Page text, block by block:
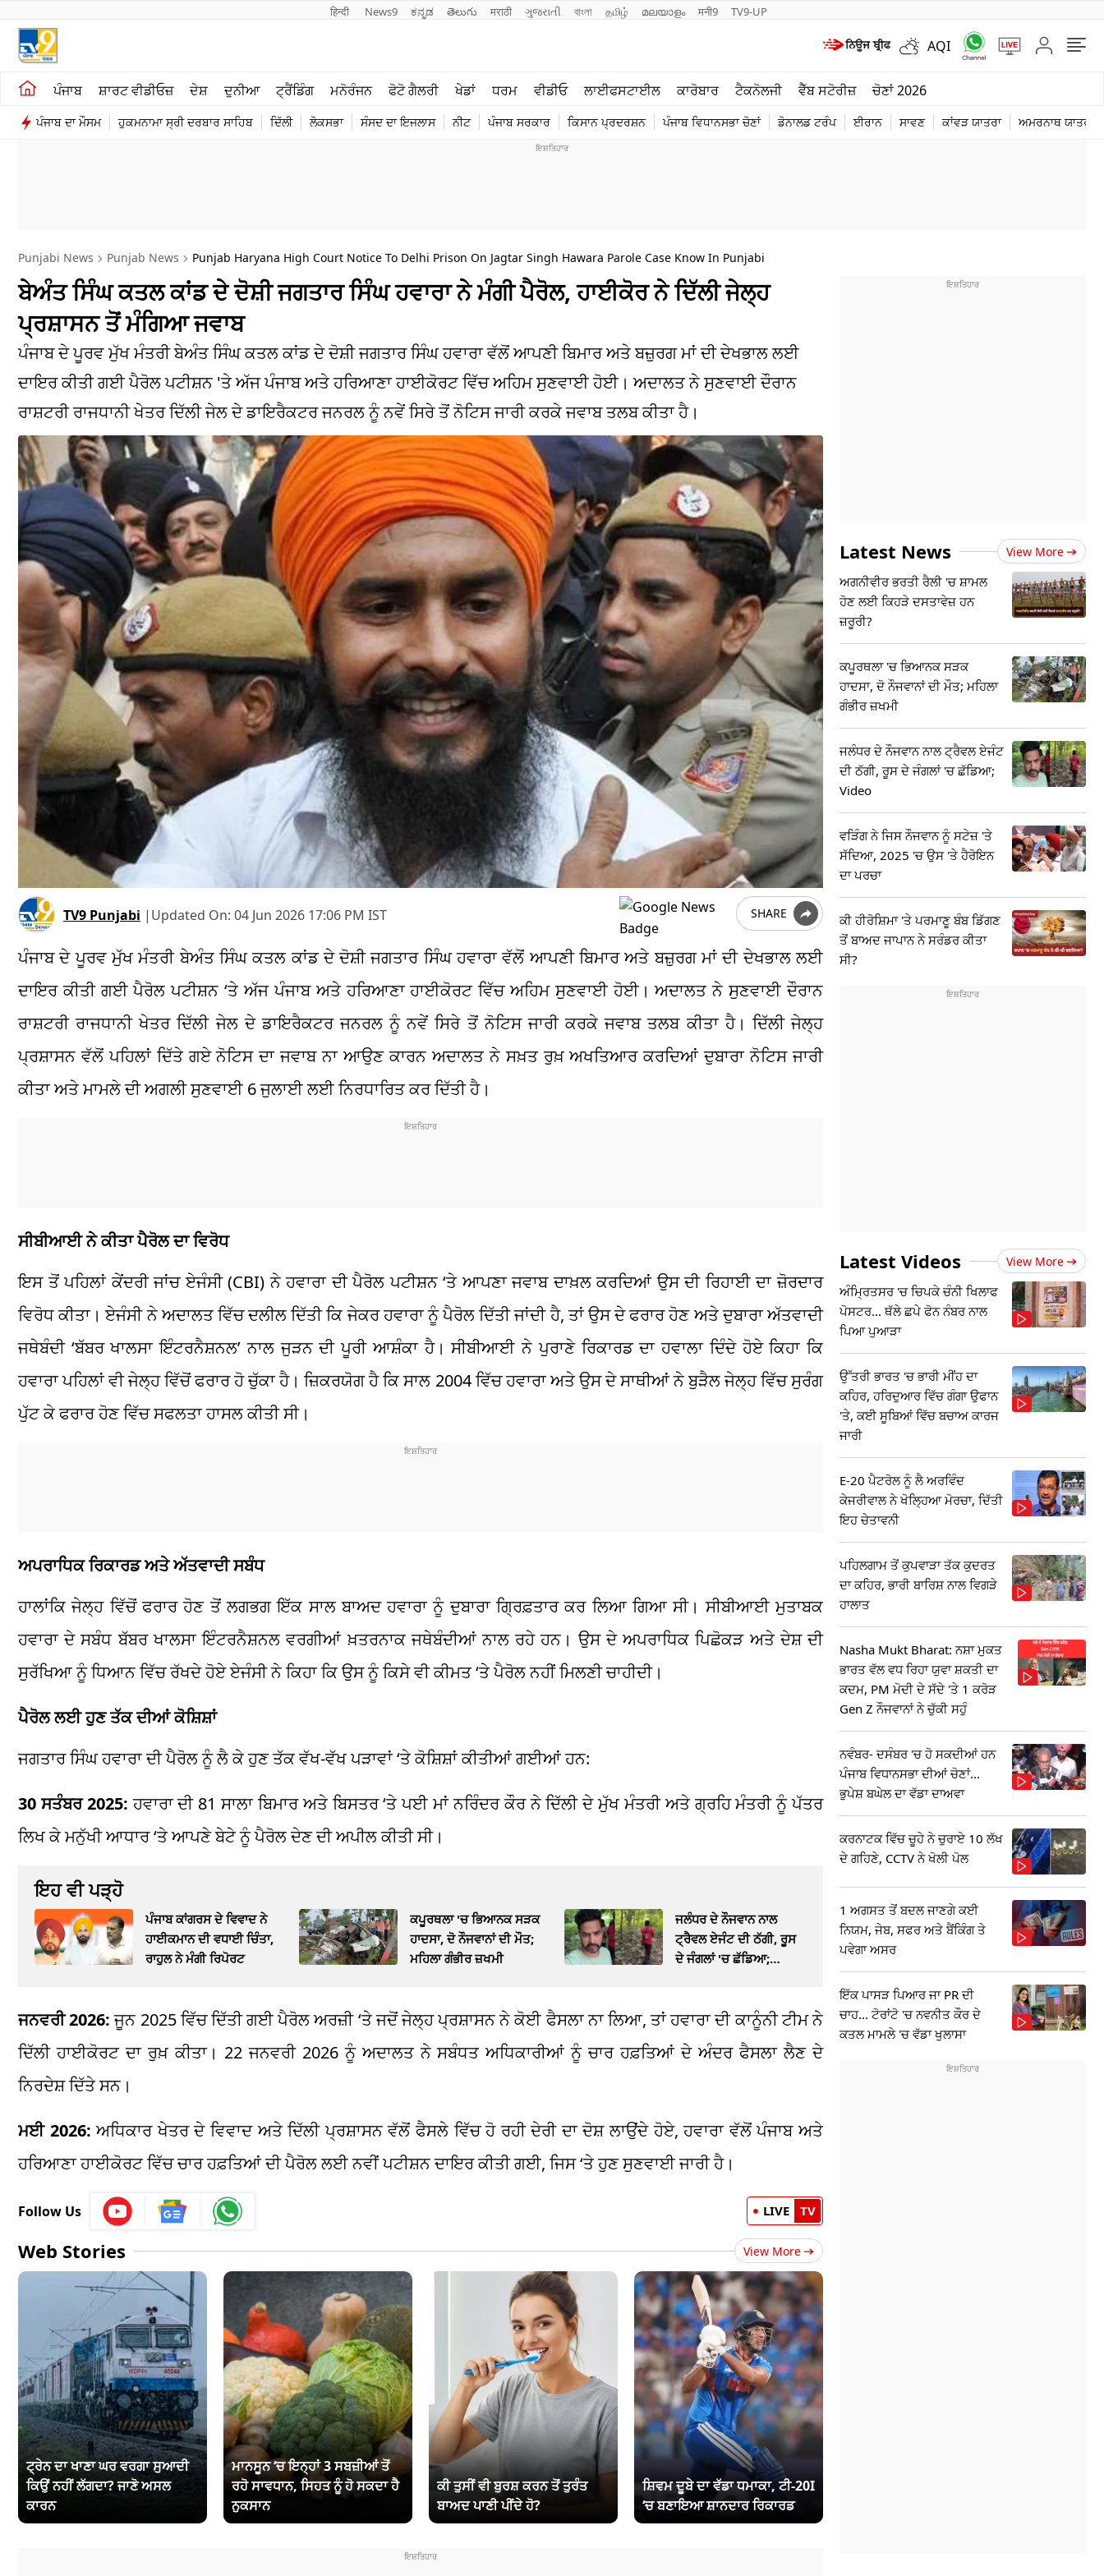
हिन्दी News9 ಕನ್ನಡ తెలుగు मराठी ગુજરાતી বাংলা தமிழ் മലയാളം मनी9 TV9-UP
AQI
ਪੰਜਾਬ ਸ਼ਾਰਟ ਵੀਡੀਓਜ਼ ਦੇਸ਼ ਦੁਨੀਆ ਟ੍ਰੈਂਡਿੰਗ ਮਨੋਰੰਜਨ ਫੋਟੋ ਗੈਲਰੀ ਖੇਡਾਂ ਧਰਮ ਵੀਡੀਓ ਲਾਈਫਸਟਾਈਲ ਕਾਰੋਬਾਰ ਟੈਕਨੋਲਜੀ ਵੈੱਬ ਸਟੋਰੀਜ਼ ਚੋਣਾਂ 2026
ਪੰਜਾਬ ਦਾ ਮੌਸਮ ਹੁਕਮਨਾਮਾ ਸ੍ਰੀ ਦਰਬਾਰ ਸਾਹਿਬ ਦਿੱਲੀ ਲੋਕਸਭਾ ਸੰਸਦ ਦਾ ਇਜਲਾਸ ਨੀਟ ਪੰਜਾਬ ਸਰਕਾਰ ਕਿਸਾਨ ਪ੍ਰਦਰਸ਼ਨ ਪੰਜਾਬ ਵਿਧਾਨਸਭਾ ਚੋਣਾਂ ਡੋਨਾਲਡ ਟਰੰਪ ਈਰਾਨ ਸਾਵਣ ਕਾਂਵੜ ਯਾਤਰਾ ਅਮਰਨਾਥ ਯਾਤਰਾ
ਖੇਤੀਬਾੜੀ
ਸ਼ਾਰਟ ਵੀਡੀਓਜ਼
ਮਨੋਰੰਜਨ
ਪੰਜਾਬ
ਟੈਕਨੋਲਜੀ
ਦੁਨੀਆ
Punjabi News Punjab News Punjab Haryana High Court Notice To Delhi Prison On Jagtar Singh Hawara Parole Case Know In Punjabi
ਬੇਅੰਤ ਸਿੰਘ ਕਤਲ ਕਾਂਡ ਦੇ ਦੋਸ਼ੀ ਜਗਤਾਰ ਸਿੰਘ ਹਵਾਰਾ ਨੇ ਮੰਗੀ ਪੈਰੋਲ, ਹਾਈਕੋਰ ਨੇ ਦਿੱਲੀ ਜੇਲ੍ਹ
ਪ੍ਰਸ਼ਾਸਨ ਤੋਂ ਮੰਗਿਆ ਜਵਾਬ
ਪੰਜਾਬ ਦੇ ਪੂਰਵ ਮੁੱਖ ਮੰਤਰੀ ਬੇਅੰਤ ਸਿੰਘ ਕਤਲ ਕਾਂਡ ਦੇ ਦੋਸ਼ੀ ਜਗਤਾਰ ਸਿੰਘ ਹਵਾਰਾ ਵੱਲੋਂ ਆਪਣੀ ਬਿਮਾਰ ਅਤੇ ਬਜ਼ੁਰਗ ਮਾਂ ਦੀ ਦੇਖਭਾਲ ਲਈ
ਦਾਇਰ ਕੀਤੀ ਗਈ ਪੈਰੋਲ ਪਟੀਸ਼ਨ 'ਤੇ ਅੱਜ ਪੰਜਾਬ ਅਤੇ ਹਰਿਆਣਾ ਹਾਈਕੋਰਟ ਵਿੱਚ ਅਹਿਮ ਸੁਣਵਾਈ ਹੋਈ। ਅਦਾਲਤ ਨੇ ਸੁਣਵਾਈ ਦੌਰਾਨ
ਰਾਸ਼ਟਰੀ ਰਾਜਧਾਨੀ ਖੇਤਰ ਦਿੱਲੀ ਜੇਲ ਦੇ ਡਾਇਰੈਕਟਰ ਜਨਰਲ ਨੂੰ ਨਵੇਂ ਸਿਰੇ ਤੋਂ ਨੋਟਿਸ ਜਾਰੀ ਕਰਕੇ ਜਵਾਬ ਤਲਬ ਕੀਤਾ ਹੈ।
TV9 Punjabi | Updated On: 04 Jun 2026 17:06 PM IST SHARE
ਪੰਜਾਬ ਦੇ ਪੂਰਵ ਮੁੱਖ ਮੰਤਰੀ ਬੇਅੰਤ ਸਿੰਘ ਕਤਲ ਕਾਂਡ ਦੇ ਦੋਸ਼ੀ ਜਗਤਾਰ ਸਿੰਘ ਹਵਾਰਾ ਵੱਲੋਂ ਆਪਣੀ ਬਿਮਾਰ ਅਤੇ ਬਜ਼ੁਰਗ ਮਾਂ ਦੀ ਦੇਖਭਾਲ ਲਈ
ਦਾਇਰ ਕੀਤੀ ਗਈ ਪੈਰੋਲ ਪਟੀਸ਼ਨ ‘ਤੇ ਅੱਜ ਪੰਜਾਬ ਅਤੇ ਹਰਿਆਣਾ ਹਾਈਕੋਰਟ ਵਿੱਚ ਅਹਿਮ ਸੁਣਵਾਈ ਹੋਈ। ਅਦਾਲਤ ਨੇ ਸੁਣਵਾਈ ਦੌਰਾਨ
ਰਾਸ਼ਟਰੀ ਰਾਜਧਾਨੀ ਖੇਤਰ ਦਿੱਲੀ ਜੇਲ ਦੇ ਡਾਇਰੈਕਟਰ ਜਨਰਲ ਨੂੰ ਨਵੇਂ ਸਿਰੇ ਤੋਂ ਨੋਟਿਸ ਜਾਰੀ ਕਰਕੇ ਜਵਾਬ ਤਲਬ ਕੀਤਾ ਹੈ। ਦਿੱਲੀ ਜੇਲ੍ਹ
ਪ੍ਰਸ਼ਾਸਨ ਵੱਲੋਂ ਪਹਿਲਾਂ ਦਿੱਤੇ ਗਏ ਨੋਟਿਸ ਦਾ ਜਵਾਬ ਨਾ ਆਉਣ ਕਾਰਨ ਅਦਾਲਤ ਨੇ ਸਖ਼ਤ ਰੁਖ਼ ਅਖਤਿਆਰ ਕਰਦਿਆਂ ਦੁਬਾਰਾ ਨੋਟਿਸ ਜਾਰੀ
ਕੀਤਾ ਅਤੇ ਮਾਮਲੇ ਦੀ ਅਗਲੀ ਸੁਣਵਾਈ 6 ਜੁਲਾਈ ਲਈ ਨਿਰਧਾਰਿਤ ਕਰ ਦਿੱਤੀ ਹੈ।
ਸੀਬੀਆਈ ਨੇ ਕੀਤਾ ਪੈਰੋਲ ਦਾ ਵਿਰੋਧ
ਇਸ ਤੋਂ ਪਹਿਲਾਂ ਕੇਂਦਰੀ ਜਾਂਚ ਏਜੰਸੀ (CBI) ਨੇ ਹਵਾਰਾ ਦੀ ਪੈਰੋਲ ਪਟੀਸ਼ਨ ‘ਤੇ ਆਪਣਾ ਜਵਾਬ ਦਾਖ਼ਲ ਕਰਦਿਆਂ ਉਸ ਦੀ ਰਿਹਾਈ ਦਾ ਜ਼ੋਰਦਾਰ
ਵਿਰੋਧ ਕੀਤਾ। ਏਜੰਸੀ ਨੇ ਅਦਾਲਤ ਵਿੱਚ ਦਲੀਲ ਦਿੱਤੀ ਕਿ ਜੇਕਰ ਹਵਾਰਾ ਨੂੰ ਪੈਰੋਲ ਦਿੱਤੀ ਜਾਂਦੀ ਹੈ, ਤਾਂ ਉਸ ਦੇ ਫਰਾਰ ਹੋਣ ਅਤੇ ਦੁਬਾਰਾ ਅੱਤਵਾਦੀ
ਜਥੇਬੰਦੀ ‘ਬੱਬਰ ਖਾਲਸਾ ਇੰਟਰਨੈਸ਼ਨਲ’ ਨਾਲ ਜੁੜਨ ਦੀ ਪੂਰੀ ਆਸ਼ੰਕਾ ਹੈ। ਸੀਬੀਆਈ ਨੇ ਪੁਰਾਣੇ ਰਿਕਾਰਡ ਦਾ ਹਵਾਲਾ ਦਿੰਦੇ ਹੋਏ ਕਿਹਾ ਕਿ
ਹਵਾਰਾ ਪਹਿਲਾਂ ਵੀ ਜੇਲ੍ਹ ਵਿੱਚੋਂ ਫਰਾਰ ਹੋ ਚੁੱਕਾ ਹੈ। ਜ਼ਿਕਰਯੋਗ ਹੈ ਕਿ ਸਾਲ 2004 ਵਿੱਚ ਹਵਾਰਾ ਅਤੇ ਉਸ ਦੇ ਸਾਥੀਆਂ ਨੇ ਬੁੜੈਲ ਜੇਲ੍ਹ ਵਿੱਚ ਸੁਰੰਗ
ਪੁੱਟ ਕੇ ਫਰਾਰ ਹੋਣ ਵਿੱਚ ਸਫਲਤਾ ਹਾਸਲ ਕੀਤੀ ਸੀ।
ਅਪਰਾਧਿਕ ਰਿਕਾਰਡ ਅਤੇ ਅੱਤਵਾਦੀ ਸਬੰਧ
ਹਾਲਾਂਕਿ ਜੇਲ੍ਹ ਵਿੱਚੋਂ ਫਰਾਰ ਹੋਣ ਤੋਂ ਲਗਭਗ ਇੱਕ ਸਾਲ ਬਾਅਦ ਹਵਾਰਾ ਨੂੰ ਦੁਬਾਰਾ ਗ੍ਰਿਫ਼ਤਾਰ ਕਰ ਲਿਆ ਗਿਆ ਸੀ। ਸੀਬੀਆਈ ਮੁਤਾਬਕ
ਹਵਾਰਾ ਦੇ ਸਬੰਧ ਬੱਬਰ ਖਾਲਸਾ ਇੰਟਰਨੈਸ਼ਨਲ ਵਰਗੀਆਂ ਖ਼ਤਰਨਾਕ ਜਥੇਬੰਦੀਆਂ ਨਾਲ ਰਹੇ ਹਨ। ਉਸ ਦੇ ਅਪਰਾਧਿਕ ਪਿਛੋਕੜ ਅਤੇ ਦੇਸ਼ ਦੀ
ਸੁਰੱਖਿਆ ਨੂੰ ਧਿਆਨ ਵਿੱਚ ਰੱਖਦੇ ਹੋਏ ਏਜੰਸੀ ਨੇ ਕਿਹਾ ਕਿ ਉਸ ਨੂੰ ਕਿਸੇ ਵੀ ਕੀਮਤ ‘ਤੇ ਪੈਰੋਲ ਨਹੀਂ ਮਿਲਣੀ ਚਾਹੀਦੀ।
ਪੈਰੋਲ ਲਈ ਹੁਣ ਤੱਕ ਦੀਆਂ ਕੋਸ਼ਿਸ਼ਾਂ
ਜਗਤਾਰ ਸਿੰਘ ਹਵਾਰਾ ਦੀ ਪੈਰੋਲ ਨੂੰ ਲੈ ਕੇ ਹੁਣ ਤੱਕ ਵੱਖ-ਵੱਖ ਪੜਾਵਾਂ ‘ਤੇ ਕੋਸ਼ਿਸ਼ਾਂ ਕੀਤੀਆਂ ਗਈਆਂ ਹਨ:
30 ਸਤੰਬਰ 2025: ਹਵਾਰਾ ਦੀ 81 ਸਾਲਾ ਬਿਮਾਰ ਅਤੇ ਬਿਸਤਰ ‘ਤੇ ਪਈ ਮਾਂ ਨਰਿੰਦਰ ਕੌਰ ਨੇ ਦਿੱਲੀ ਦੇ ਮੁੱਖ ਮੰਤਰੀ ਅਤੇ ਗ੍ਰਹਿ ਮੰਤਰੀ ਨੂੰ ਪੱਤਰ
ਲਿਖ ਕੇ ਮਨੁੱਖੀ ਆਧਾਰ ‘ਤੇ ਆਪਣੇ ਬੇਟੇ ਨੂੰ ਪੈਰੋਲ ਦੇਣ ਦੀ ਅਪੀਲ ਕੀਤੀ ਸੀ।
ਇਹ ਵੀ ਪੜ੍ਹੋ
ਪੰਜਾਬ ਕਾਂਗਰਸ ਦੇ ਵਿਵਾਦ ਨੇ
ਹਾਈਕਮਾਨ ਦੀ ਵਧਾਈ ਚਿੰਤਾ,
ਰਾਹੁਲ ਨੇ ਮੰਗੀ ਰਿਪੋਰਟ
ਕਪੂਰਥਲਾ 'ਚ ਭਿਆਨਕ ਸੜਕ
ਹਾਦਸਾ, ਦੋ ਨੌਜਵਾਨਾਂ ਦੀ ਮੌਤ;
ਮਹਿਲਾ ਗੰਭੀਰ ਜ਼ਖਮੀ
ਜਲੰਧਰ ਦੇ ਨੌਜਵਾਨ ਨਾਲ
ਟ੍ਰੈਵਲ ਏਜੰਟ ਦੀ ਠੱਗੀ, ਰੂਸ
ਦੇ ਜੰਗਲਾਂ 'ਚ ਛੱਡਿਆ;
ਜਨਵਰੀ 2026:ਜੂਨ 2025 ਵਿੱਚ ਦਿੱਤੀ ਗਈ ਪੈਰੋਲ ਅਰਜ਼ੀ ‘ਤੇ ਜਦੋਂ ਜੇਲ੍ਹ ਪ੍ਰਸ਼ਾਸਨ ਨੇ ਕੋਈ ਫੈਸਲਾ ਨਾ ਲਿਆ, ਤਾਂ ਹਵਾਰਾ ਦੀ ਕਾਨੂੰਨੀ ਟੀਮ ਨੇ
ਦਿੱਲੀ ਹਾਈਕੋਰਟ ਦਾ ਰੁਖ਼ ਕੀਤਾ। 22 ਜਨਵਰੀ 2026 ਨੂੰ ਅਦਾਲਤ ਨੇ ਸਬੰਧਤ ਅਧਿਕਾਰੀਆਂ ਨੂੰ ਚਾਰ ਹਫ਼ਤਿਆਂ ਦੇ ਅੰਦਰ ਫੈਸਲਾ ਲੈਣ ਦੇ
ਨਿਰਦੇਸ਼ ਦਿੱਤੇ ਸਨ।
ਮਈ 2026: ਅਧਿਕਾਰ ਖੇਤਰ ਦੇ ਵਿਵਾਦ ਅਤੇ ਦਿੱਲੀ ਪ੍ਰਸ਼ਾਸਨ ਵੱਲੋਂ ਫੈਸਲੇ ਵਿੱਚ ਹੋ ਰਹੀ ਦੇਰੀ ਦਾ ਦੋਸ਼ ਲਾਉਂਦੇ ਹੋਏ, ਹਵਾਰਾ ਵੱਲੋਂ ਪੰਜਾਬ ਅਤੇ
ਹਰਿਆਣਾ ਹਾਈਕੋਰਟ ਵਿੱਚ ਚਾਰ ਹਫ਼ਤਿਆਂ ਦੀ ਪੈਰੋਲ ਲਈ ਨਵੀਂ ਪਟੀਸ਼ਨ ਦਾਇਰ ਕੀਤੀ ਗਈ, ਜਿਸ ‘ਤੇ ਹੁਣ ਸੁਣਵਾਈ ਜਾਰੀ ਹੈ।
Follow Us LIVE TV
Web Stories View More
ਟ੍ਰੇਨ ਦਾ ਖਾਣਾ ਘਰ ਵਰਗਾ ਸੁਆਦੀ
ਕਿਉਂ ਨਹੀਂ ਲੱਗਦਾ? ਜਾਣੋ ਅਸਲ
ਕਾਰਨ
ਮਾਨਸੂਨ ‘ਚ ਇਨ੍ਹਾਂ 3 ਸਬਜ਼ੀਆਂ ਤੋਂ
ਰਹੋ ਸਾਵਧਾਨ, ਸਿਹਤ ਨੂੰ ਹੋ ਸਕਦਾ ਹੈ
ਨੁਕਸਾਨ
ਕੀ ਤੁਸੀਂ ਵੀ ਬੁਰਸ਼ ਕਰਨ ਤੋਂ ਤੁਰੰਤ
ਬਾਅਦ ਪਾਣੀ ਪੀਂਦੇ ਹੋ?
ਸ਼ਿਵਮ ਦੂਬੇ ਦਾ ਵੱਡਾ ਧਮਾਕਾ, ਟੀ-20I
‘ਚ ਬਣਾਇਆ ਸ਼ਾਨਦਾਰ ਰਿਕਾਰਡ
Latest News View More
ਅਗਨੀਵੀਰ ਭਰਤੀ ਰੈਲੀ 'ਚ ਸ਼ਾਮਲ
ਹੋਣ ਲਈ ਕਿਹੜੇ ਦਸਤਾਵੇਜ਼ ਹਨ
ਜ਼ਰੂਰੀ?
ਕਪੂਰਥਲਾ 'ਚ ਭਿਆਨਕ ਸੜਕ
ਹਾਦਸਾ, ਦੋ ਨੌਜਵਾਨਾਂ ਦੀ ਮੌਤ; ਮਹਿਲਾ
ਗੰਭੀਰ ਜ਼ਖਮੀ
ਜਲੰਧਰ ਦੇ ਨੌਜਵਾਨ ਨਾਲ ਟ੍ਰੈਵਲ ਏਜੰਟ
ਦੀ ਠੱਗੀ, ਰੂਸ ਦੇ ਜੰਗਲਾਂ 'ਚ ਛੱਡਿਆ;
Video
ਵੜਿੰਗ ਨੇ ਜਿਸ ਨੌਜਵਾਨ ਨੂੰ ਸਟੇਜ਼ 'ਤੇ
ਸੱਦਿਆ, 2025 'ਚ ਉਸ 'ਤੇ ਹੈਰੋਇਨ
ਦਾ ਪਰਚਾ
ਕੀ ਹੀਰੋਸ਼ਿਮਾ 'ਤੇ ਪਰਮਾਣੂ ਬੰਬ ਡਿੱਗਣ
ਤੋਂ ਬਾਅਦ ਜਾਪਾਨ ਨੇ ਸਰੰਡਰ ਕੀਤਾ
ਸੀ?
Latest Videos View More
ਅੰਮ੍ਰਿਤਸਰ 'ਚ ਚਿਪਕੇ ਚੰਨੀ ਖਿਲਾਫ
ਪੋਸਟਰ... ਥੱਲੇ ਛਪੇ ਫੋਨ ਨੰਬਰ ਨਾਲ
ਪਿਆ ਪੁਆੜਾ
ਉੱਤਰੀ ਭਾਰਤ 'ਚ ਭਾਰੀ ਮੀਂਹ ਦਾ
ਕਹਿਰ, ਹਰਿਦੁਆਰ ਵਿੱਚ ਗੰਗਾ ਉਫਾਨ
'ਤੇ, ਕਈ ਸੂਬਿਆਂ ਵਿੱਚ ਬਚਾਅ ਕਾਰਜ
ਜਾਰੀ
E-20 ਪੈਟਰੋਲ ਨੂੰ ਲੈ ਅਰਵਿੰਦ
ਕੇਜਰੀਵਾਲ ਨੇ ਖੋਲ੍ਹਿਆ ਮੋਰਚਾ, ਦਿੱਤੀ
ਇਹ ਚੇਤਾਵਨੀ
ਪਹਿਲਗਾਮ ਤੋਂ ਕੁਪਵਾੜਾ ਤੱਕ ਕੁਦਰਤ
ਦਾ ਕਹਿਰ, ਭਾਰੀ ਬਾਰਿਸ਼ ਨਾਲ ਵਿਗੜੇ
ਹਾਲਾਤ
Nasha Mukt Bharat: ਨਸ਼ਾ ਮੁਕਤ
ਭਾਰਤ ਵੱਲ ਵਧ ਰਿਹਾ ਯੁਵਾ ਸ਼ਕਤੀ ਦਾ
ਕਦਮ, PM ਮੋਦੀ ਦੇ ਸੱਦੇ 'ਤੇ 1 ਕਰੋੜ
Gen Z ਨੌਜਵਾਨਾਂ ਨੇ ਚੁੱਕੀ ਸਹੁੰ
ਨਵੰਬਰ- ਦਸੰਬਰ 'ਚ ਹੋ ਸਕਦੀਆਂ ਹਨ
ਪੰਜਾਬ ਵਿਧਾਨਸਭਾ ਦੀਆਂ ਚੋਣਾਂ...
ਭੁਪੇਸ਼ ਬਘੇਲ ਦਾ ਵੱਡਾ ਦਾਅਵਾ
ਕਰਨਾਟਕ ਵਿੱਚ ਚੂਹੇ ਨੇ ਚੁਰਾਏ 10 ਲੱਖ
ਦੇ ਗਹਿਣੇ, CCTV ਨੇ ਖੋਲੀ ਪੋਲ
1 ਅਗਸਤ ਤੋਂ ਬਦਲ ਜਾਣਗੇ ਕਈ
ਨਿਯਮ, ਜੇਬ, ਸਫਰ ਅਤੇ ਬੈਂਕਿੰਗ ਤੇ
ਪਵੇਗਾ ਅਸਰ
ਇੱਕ ਪਾਸੜ ਪਿਆਰ ਜਾ PR ਦੀ
ਚਾਹ... ਟੋਰਾਂਟੋ 'ਚ ਨਵਨੀਤ ਕੌਰ ਦੇ
ਕਤਲ ਮਾਮਲੇ 'ਚ ਵੱਡਾ ਖੁਲਾਸਾ